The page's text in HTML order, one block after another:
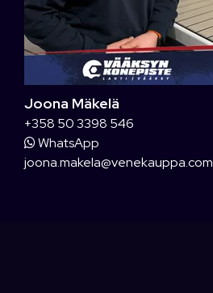
Joona Mäkelä
+358 50 3398 546
WhatsApp
joona.makela@venekauppa.com